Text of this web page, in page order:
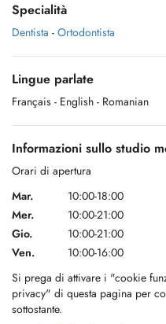
Specialità
Dentista - Ortodontista
Lingue parlate
Français - English - Romanian
Informazioni sullo studio
Orari di apertura
Mar.
10:00-18:00
Mer.
10:00-21:00
Gio.
10:00-21:00
Ven.
10:00-16:00
Si prega di attivare i "cookie
privacy" di questa pagina per
sottostante.